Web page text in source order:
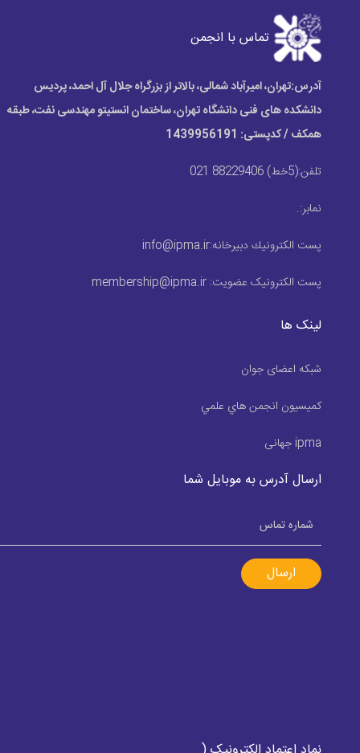
تماس با انجمن
آدرس:تهران، امیرآباد شمالی، بالاتر از بزرگراه جلال آل احمد، پردیس
دانشکده های فنی دانشگاه تهران، ساختمان انستیتو مهندسی نفت، طبقه
همکف / کدپستی: 1439956191
تلفن:(5خط) 88229406 021
نمابر:.
پست الكترونيك دبیرخانه:info@ipma.ir
پست الکترونیک عضویت:membership@ipma.ir
لینک ها
شبکه اعضای جوان
كميسيون انجمن هاي علمي
ipma جهانی
ارسال آدرس به موبایل شما
ارسال